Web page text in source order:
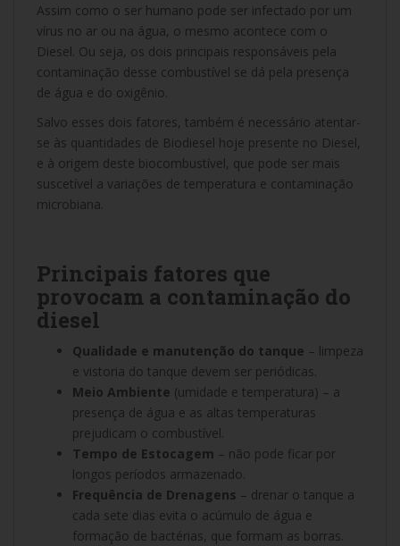
Assim como o ser humano pode ser infectado por um
vírus no ar ou na água, o mesmo acontece com o
Diesel. Ou seja, os dois principais responsáveis pela
contaminação desse combustível se dá pela presença
de água e do oxigênio.
Salvo esses dois fatores, também é necessário atentar-
se às quantidades de Biodiesel hoje presente no Diesel,
e à origem deste biocombustível, que pode ser mais
suscetível a variações de temperatura e contaminação
microbiana.
Principais fatores que
provocam a contaminação do
diesel
Qualidade e manutenção do tanque – limpeza
e vistoria do tanque devem ser periódicas.
Meio Ambiente (umidade e temperatura) – a
presença de água e as altas temperaturas
prejudicam o combustível.
Tempo de Estocagem – não pode ficar por
longos períodos armazenado.
Frequência de Drenagens – drenar o tanque a
cada sete dias evita o acúmulo de água e
formação de bactérias, que formam as borras.